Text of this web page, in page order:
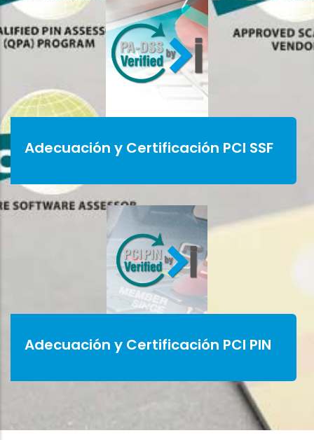
Adecuación y Certificación PCI SSF
Adecuación y Certificación PCI PIN